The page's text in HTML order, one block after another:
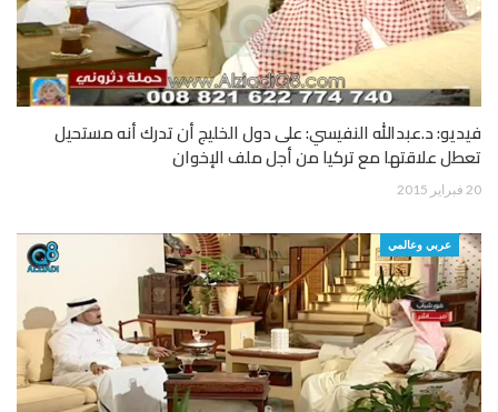
فيديو: د.عبدالله النفيسي: على دول الخليج أن تدرك أنه مستحيل
تعطل علاقتها مع تركيا من أجل ملف الإخوان
20 فبراير 2015
عربي وعالمي